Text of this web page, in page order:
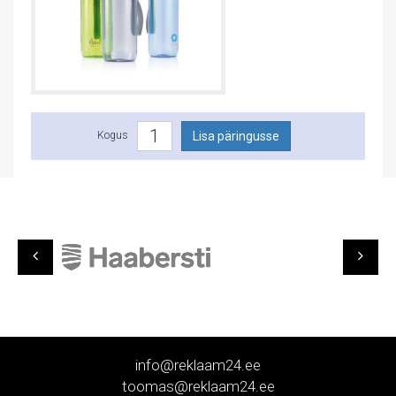
Kogus
info@reklaam24.ee
toomas@reklaam24.ee